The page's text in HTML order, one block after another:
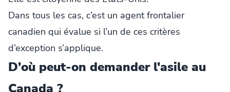
Dans tous les cas, c’est un agent frontalier
canadien qui évalue si l’un de ces critères
d’exception s’applique.
D'où peut-on demander l'asile au
Canada ?